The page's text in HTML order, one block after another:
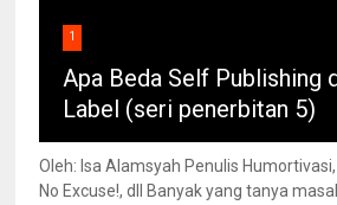
1
Apa Beda Self Publishing
Label (seri penerbitan 5)
Oleh: Isa Alamsyah Penulis
No Excuse!, dll Banyak yang tanya